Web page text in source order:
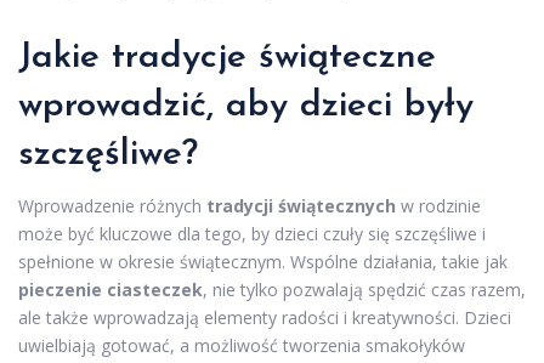
Jakie tradycje świąteczne
wprowadzić, aby dzieci były
szczęśliwe?
Wprowadzenie różnych tradycji świątecznych w rodzinie
może być kluczowe dla tego, by dzieci czuły się szczęśliwe i
spełnione w okresie świątecznym. Wspólne działania, takie jak
pieczenie ciasteczek, nie tylko pozwalają spędzić czas razem,
ale także wprowadzają elementy radości i kreatywności. Dzieci
uwielbiają gotować, a możliwość tworzenia smakołyków